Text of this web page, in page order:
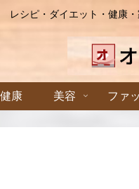
レシピ・ダイエット・健康
健康 美容 ファ